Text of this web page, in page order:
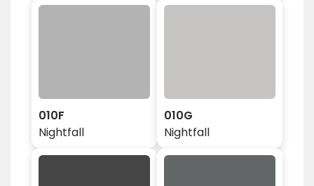
010F
Nightfall
010G
Nightfall